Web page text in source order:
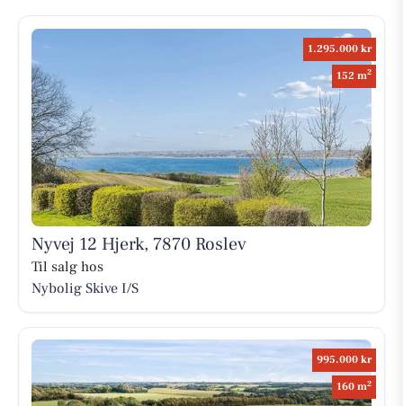
1.295.000 kr
152 m2
Nyvej 12 Hjerk, 7870 Roslev
Til salg hos
Nybolig Skive I/S
995.000 kr
160 m2